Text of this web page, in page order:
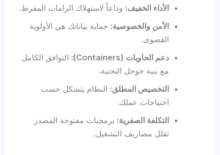
الأداء الخفيف: وداعاً لاستهلاك الرامات المفرط.
الأمن والخصوصية: حماية بياناتك هي الأولوية
القصوى.
دعم الحاويات (Containers):
التوافق الكامل
مع بنية جوجل التحتية.
التخصيص المطلق: النظام يتشكل حسب
احتياجات عملك.
التكلفة الصفرية: برمجيات مفتوحة المصدر
تقلل مصاريف التشغيل.